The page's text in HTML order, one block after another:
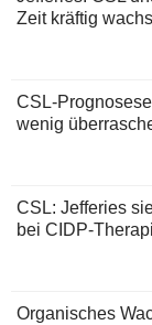
Zeit kräftig
CSL-
wenig
CSL: Jefferies
bei CIDP-
Organisches